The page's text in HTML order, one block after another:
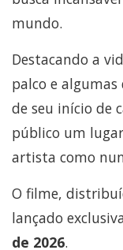
mundo.
Destacando a
palco e
de seu início de
público um
artista como
O filme,
lançado
de 2026.